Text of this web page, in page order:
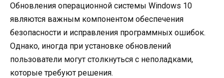
Обновления операционной системы Windows 10
являются важным компонентом обеспечения
безопасности и исправления программных ошибок.
Однако, иногда при установке обновлений
пользователи могут столкнуться с неполадками,
которые требуют решения.